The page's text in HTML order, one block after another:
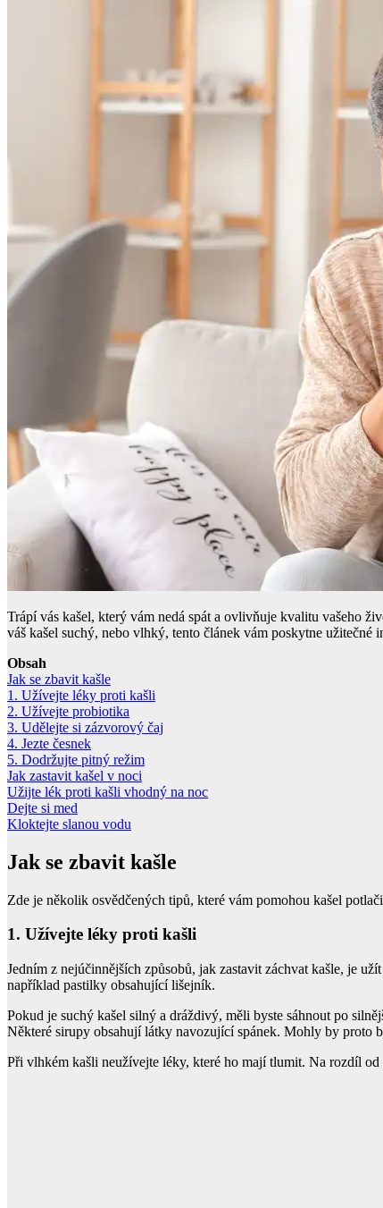
Trápí vás kašel, který vám nedá spát a ovlivňuje kvalitu vašeho
váš kašel suchý, nebo vlhký, tento článek vám poskytne užitečné
Obsah
Jak se zbavit kašle
1. Užívejte léky proti kašli
2. Užívejte probiotika
3. Udělejte si zázvorový čaj
4. Jezte česnek
5. Dodržujte pitný režim
Jak zastavit kašel v noci
Užijte lék proti kašli vhodný na noc
Dejte si med
Kloktejte slanou vodu
Jak se zbavit kašle
Zde je několik osvědčených tipů, které vám pomohou kašel
1. Užívejte léky proti kašli
Jedním z nejúčinnějších způsobů, jak zastavit záchvat kašle, je
například pastilky obsahující lišejník.
Pokud je suchý kašel silný a dráždivý, měli byste sáhnout po
Některé sirupy obsahují látky navozující spánek. Mohly by proto
Při vlhkém kašli neužívejte léky, které ho mají tlumit. Na rozdíl od